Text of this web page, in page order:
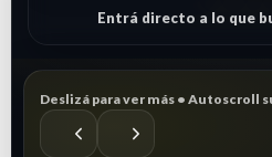
Entrá directo a lo que
Deslizá para ver más • Autoscroll